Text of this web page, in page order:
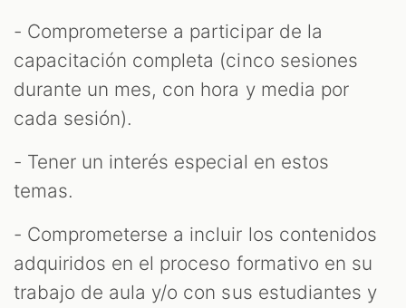
- Comprometerse a participar de la
capacitación completa (cinco sesiones
durante un mes, con hora y media por
cada sesión).
- Tener un interés especial en estos
temas.
- Comprometerse a incluir los contenidos
adquiridos en el proceso formativo en su
trabajo de aula y/o con sus estudiantes y